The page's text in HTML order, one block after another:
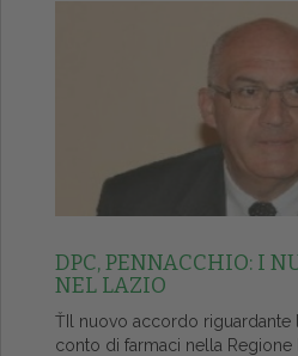
DPC, PENNACCHIO: I
NEL LAZIO
ŤIl nuovo accordo riguardante
conto di farmaci nella